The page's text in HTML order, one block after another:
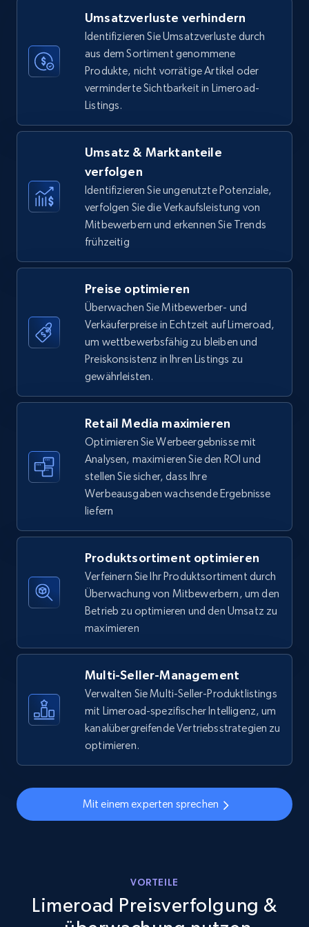
35.3K+ 5.7K+ Jetzt anfangen
rating object, Product rating max, Rating,
Author name, Asin, and more.
7.4K+ 872+ Jetzt anfangen
Specifications, Image urls, Top reviews, and
5.6K+ 877+ Jetzt anfangen
using specific category URL
URL, Final price, Sku, Currency, Gtin,
Specifications, Image urls, Top reviews, and
more.
877+
Walmart - products - Collects products by
specific keywords
URL, Final price, Sku, Currency, Gtin,
more.
877+ Jetzt anfangen
URL, Final price, Sku, Currency, Gtin,
Specifications, Image urls, Top reviews, and
Umsatzverluste verhindern
Identifizieren Sie Umsatzverluste durch
aus dem Sortiment genommene
Produkte, nicht vorrätige Artikel oder
verminderte Sichtbarkeit in Limeroad-
Listings.
Umsatz & Marktanteile
verfolgen
Identifizieren Sie ungenutzte Potenziale,
verfolgen Sie die Verkaufsleistung von
Mitbewerbern und erkennen Sie Trends
frühzeitig
Preise optimieren
Überwachen Sie Mitbewerber- und
Verkäuferpreise in Echtzeit auf Limeroad,
um wettbewerbsfähig zu bleiben und
Preiskonsistenz in Ihren Listings zu
gewährleisten.
Retail Media maximieren
Optimieren Sie Werbeergebnisse mit
Analysen, maximieren Sie den ROI und
stellen Sie sicher, dass Ihre
Werbeausgaben wachsende Ergebnisse
liefern
Produktsortiment optimieren
Verfeinern Sie Ihr Produktsortiment durch
Überwachung von Mitbewerbern, um den
Betrieb zu optimieren und den Umsatz zu
maximieren
Multi-Seller-Management
Verwalten Sie Multi-Seller-Produktlistings
mit Limeroad-spezifischer Intelligenz, um
kanalübergreifende Vertriebsstrategien zu
optimieren.
Mit einem experten sprechen
VORTEILE
Limeroad Preisverfolgung &